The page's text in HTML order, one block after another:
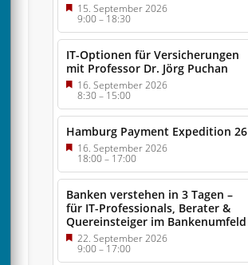
15. September 2026
9:00–18:30
IT-Optionen für Versicherungen
mit Professor Dr. Jörg Puchan
16. September 2026
8:30–15:00
Hamburg Payment Expedition 26
16. September 2026
18:00– 17:00
Banken verstehen in 3 Tagen –
für IT-Professionals, Berater &
Quereinsteiger im Bankenumfeld
22. September 2026
9:00–17:00